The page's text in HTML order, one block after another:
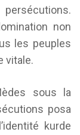
non
les peuples
vitale.
sous la
posa
kurde